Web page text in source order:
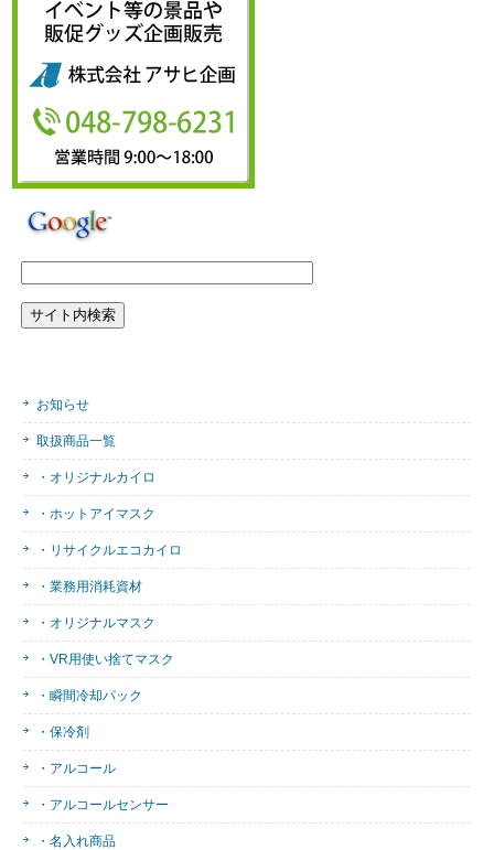
お知らせ
取扱商品一覧
・オリジナルカイロ
・ホットアイマスク
・リサイクルエコカイロ
・業務用消耗資材
・オリジナルマスク
・VR用使い捨てマスク
・瞬間冷却パック
・保冷剤
・アルコール
・アルコールセンサー
・名入れ商品